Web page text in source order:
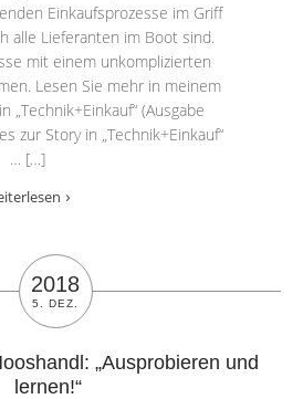
Einkaufsprozesse im Griff
alle Lieferanten im Boot sind.
mit einem unkomplizierten
Lesen Sie mehr in meinem
„Technik+Einkauf“ (Ausgabe
zur Story in „Technik+Einkauf“
… […]
2018
5. DEZ.
„Ausprobieren und
lernen!“